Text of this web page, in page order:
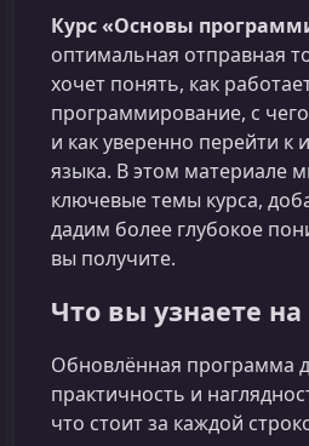
Курс «Основы
оптимальная отправная
хочет понять, как
программирование, с
и как уверенно перейти к
языка. В этом материале
ключевые темы курса,
дадим более глубокое
вы получите.
Что вы узнаете на
Обновлённая программа
практичность и
что стоит за каждой